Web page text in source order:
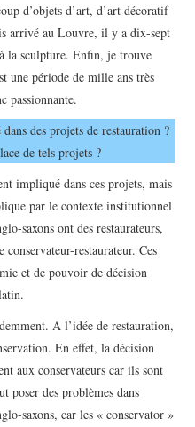
d’objets d’art, d’art décoratif
arrivé au Louvre, il y a dix-sept
la sculpture. Enfin, je trouve
une période de mille ans très
passionnante.
des projets de restauration ?
de tels projets ?
impliqué dans ces projets, mais
par le contexte institutionnel
saxons ont des restaurateurs,
restaurateur. Ces
et de pouvoir de décision
A l’idée de restauration,
En effet, la décision
aux conservateurs car ils sont
poser des problèmes dans
saxons, car les « conservator »